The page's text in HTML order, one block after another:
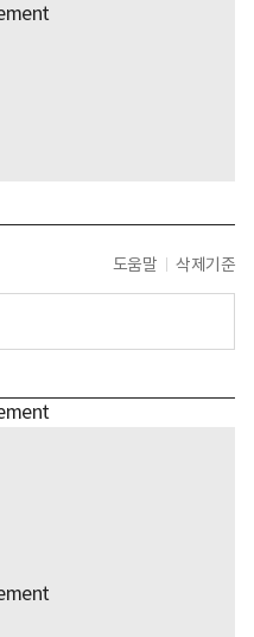
도움말 삭제기준